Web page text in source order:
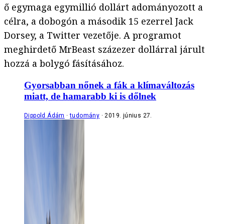
ő egymaga egymillió dollárt adományozott a
célra, a dobogón a második 15 ezerrel Jack
Dorsey, a Twitter vezetője. A programot
meghirdető MrBeast százezer dollárral járult
hozzá a bolygó fásításához.
Gyorsabban nőnek a fák a klímaváltozás
miatt, de hamarabb ki is dőlnek
Dippold Ádám tudomány 2019. június 27.